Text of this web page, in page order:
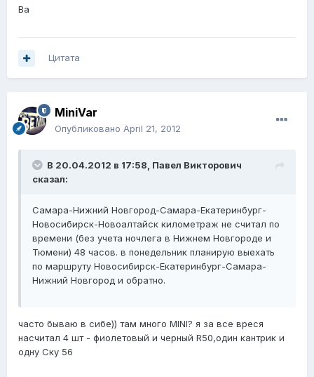
Ва
Цитата
MiniVar
Опубликовано April 21, 2012
В 20.04.2012 в 17:58, Павел Викторович
сказал:
Самара-Нижний Новгород-Самара-Екатеринбург-
Новосибирск-Новоалтайск километраж не считал по
времени (без учета ночлега в Нижнем Новгороде и
Тюмени) 48 часов. в понедельник планирую выехать
по маршруту Новосибирск-Екатеринбург-Самара-
Нижний Новгород и обратно.
часто бываю в сибе)) там много MINI? я за все вреся
насчитал 4 шт - фиолетовый и черный R50,один кантрик и
одну Ску 56